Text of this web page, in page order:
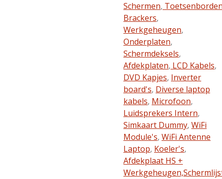
Schermen,
Brackers,
Werkgeheugen,
Onderplaten,
Schermdeksels,
Afdekplaten, LCD Kabels,
DVD Kapjes, Inverter
board's, Diverse laptop
kabels, Microfoon,
Luidsprekers Intern,
Simkaart Dummy, WiFi
Module's, WiFi Antenne
Laptop, Koeler's,
Afdekplaat HS +
Werkgeheugen,